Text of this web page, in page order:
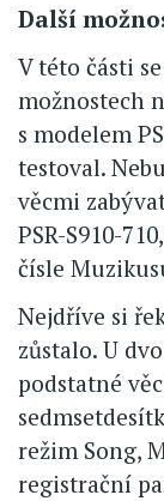
Další
V této části
možnostech
s modelem
testoval.
věcmi
PSR-S910-
čísle
Nejdříve si
zůstalo. U
podstatné
režim Song,
registrační